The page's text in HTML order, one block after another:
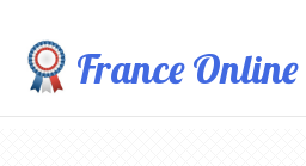
France Online